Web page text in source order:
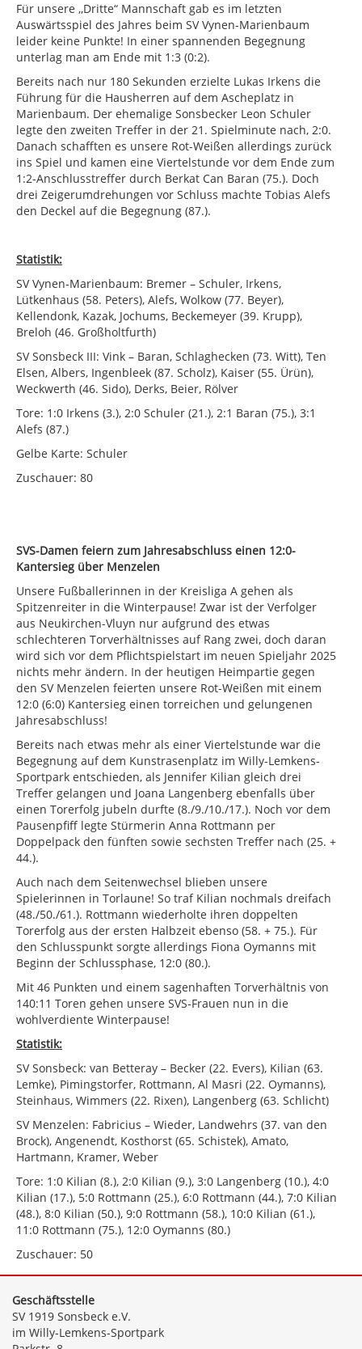
Für unsere ,,Dritte“ Mannschaft gab es im letzten
Auswärtsspiel des Jahres beim SV Vynen-Marienbaum
leider keine Punkte! In einer spannenden Begegnung
unterlag man am Ende mit 1:3 (0:2).
Bereits nach nur 180 Sekunden erzielte Lukas Irkens die
Führung für die Hausherren auf dem Ascheplatz in
Marienbaum. Der ehemalige Sonsbecker Leon Schuler
legte den zweiten Treffer in der 21. Spielminute nach, 2:0.
Danach schafften es unsere Rot-Weißen allerdings zurück
ins Spiel und kamen eine Viertelstunde vor dem Ende zum
1:2-Anschlusstreffer durch Berkat Can Baran (75.). Doch
drei Zeigerumdrehungen vor Schluss machte Tobias Alefs
den Deckel auf die Begegnung (87.).
Statistik:
SV Vynen-Marienbaum: Bremer – Schuler, Irkens,
Lütkenhaus (58. Peters), Alefs, Wolkow (77. Beyer),
Kellendonk, Kazak, Jochums, Beckemeyer (39. Krupp),
Breloh (46. Großholtfurth)
SV Sonsbeck III: Vink – Baran, Schlaghecken (73. Witt), Ten
Elsen, Albers, Ingenbleek (87. Scholz), Kaiser (55. Ürün),
Weckwerth (46. Sido), Derks, Beier, Rölver
Tore: 1:0 Irkens (3.), 2:0 Schuler (21.), 2:1 Baran (75.), 3:1
Alefs (87.)
Gelbe Karte: Schuler
Zuschauer: 80
SVS-Damen feiern zum Jahresabschluss einen 12:0-
Kantersieg über Menzelen
Unsere Fußballerinnen in der Kreisliga A gehen als
Spitzenreiter in die Winterpause! Zwar ist der Verfolger
aus Neukirchen-Vluyn nur aufgrund des etwas
schlechteren Torverhältnisses auf Rang zwei, doch daran
wird sich vor dem Pflichtspielstart im neuen Spieljahr 2025
nichts mehr ändern. In der heutigen Heimpartie gegen
den SV Menzelen feierten unsere Rot-Weißen mit einem
12:0 (6:0) Kantersieg einen torreichen und gelungenen
Jahresabschluss!
Bereits nach etwas mehr als einer Viertelstunde war die
Begegnung auf dem Kunstrasenplatz im Willy-Lemkens-
Sportpark entschieden, als Jennifer Kilian gleich drei
Treffer gelangen und Joana Langenberg ebenfalls über
einen Torerfolg jubeln durfte (8./9./10./17.). Noch vor dem
Pausenpfiff legte Stürmerin Anna Rottmann per
Doppelpack den fünften sowie sechsten Treffer nach (25. +
44.).
Auch nach dem Seitenwechsel blieben unsere
Spielerinnen in Torlaune! So traf Kilian nochmals dreifach
(48./50./61.). Rottmann wiederholte ihren doppelten
Torerfolg aus der ersten Halbzeit ebenso (58. + 75.). Für
den Schlusspunkt sorgte allerdings Fiona Oymanns mit
Beginn der Schlussphase, 12:0 (80.).
Mit 46 Punkten und einem sagenhaften Torverhältnis von
140:11 Toren gehen unsere SVS-Frauen nun in die
wohlverdiente Winterpause!
Statistik:
SV Sonsbeck: van Betteray – Becker (22. Evers), Kilian (63.
Lemke), Pimingstorfer, Rottmann, Al Masri (22. Oymanns),
Steinhaus, Wimmers (22. Rixen), Langenberg (63. Schlicht)
SV Menzelen: Fabricius – Wieder, Landwehrs (37. van den
Brock), Angenendt, Kosthorst (65. Schistek), Amato,
Hartmann, Kramer, Weber
Tore: 1:0 Kilian (8.), 2:0 Kilian (9.), 3:0 Langenberg (10.), 4:0
Kilian (17.), 5:0 Rottmann (25.), 6:0 Rottmann (44.), 7:0 Kilian
(48.), 8:0 Kilian (50.), 9:0 Rottmann (58.), 10:0 Kilian (61.),
11:0 Rottmann (75.), 12:0 Oymanns (80.)
Zuschauer: 50
Geschäftsstelle
SV 1919 Sonsbeck e.V.
im Willy-Lemkens-Sportpark